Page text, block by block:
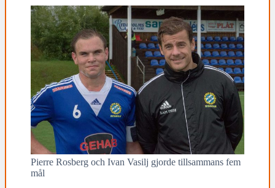
Pierre Rosberg och Ivan Vasilj gjorde tillsammans fem
mål